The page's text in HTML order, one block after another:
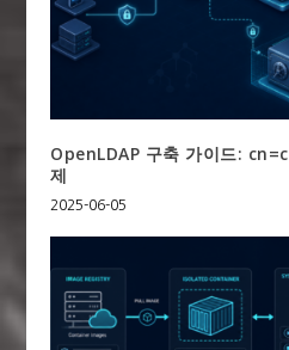
OpenLDAP 구축 가이드:
제
2025-06-05